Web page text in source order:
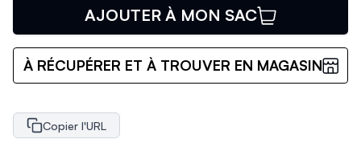
AJOUTER À MON SAC
À RÉCUPÉRER ET À TROUVER EN MAGASIN
Copier l'URL